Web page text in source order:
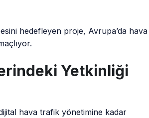
hedefleyen proje, Avrupa’da hava
Yetkinliği
hava trafik yönetimine kadar